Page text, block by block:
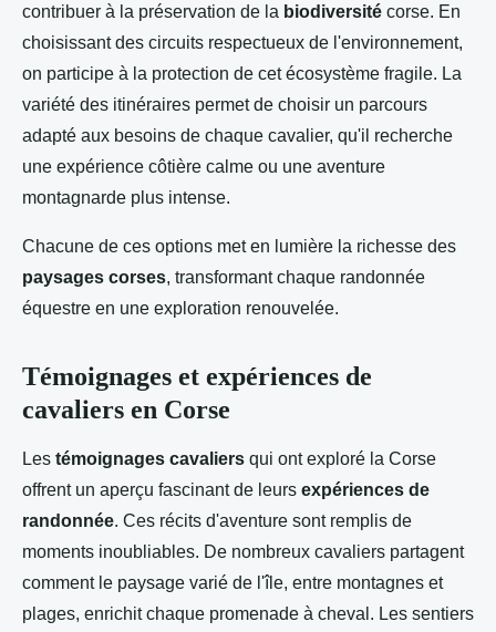
contribuer à la préservation de la biodiversité corse. En
choisissant des circuits respectueux de l'environnement,
on participe à la protection de cet écosystème fragile. La
variété des itinéraires permet de choisir un parcours
adapté aux besoins de chaque cavalier, qu'il recherche
une expérience côtière calme ou une aventure
montagnarde plus intense.
Chacune de ces options met en lumière la richesse des
paysages corses, transformant chaque randonnée
équestre en une exploration renouvelée.
Témoignages et expériences de
cavaliers en Corse
Les témoignages cavaliers qui ont exploré la Corse
offrent un aperçu fascinant de leurs expériences de
randonnée. Ces récits d'aventure sont remplis de
moments inoubliables. De nombreux cavaliers partagent
comment le paysage varié de l'île, entre montagnes et
plages, enrichit chaque promenade à cheval. Les sentiers